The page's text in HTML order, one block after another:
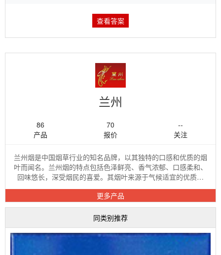
查看答案
兰州
86
产品
70
报价
--
关注
兰州烟是中国烟草行业的知名品牌，以其独特的口感和优质的烟
叶而闻名。兰州烟的特点包括色泽鲜亮、香气浓郁、口感柔和、
回味悠长，深受烟民的喜爱。其烟叶来源于气候适宜的优质产
区，经过精心挑选和加工，确保了每一...
更多产品
同类别推荐